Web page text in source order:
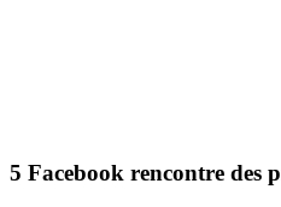
5 Facebook rencontre des